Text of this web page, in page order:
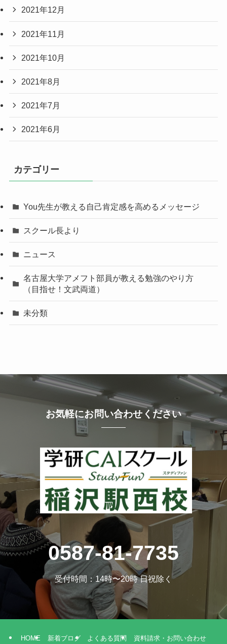
2021年12月
2021年11月
2021年10月
2021年8月
2021年7月
2021年6月
カテゴリー
You先生が教える自己肯定感を高めるメッセージ
スクール長より
ニュース
名古屋大学アメフト部員が教える勉強のやり方
（目指せ！文武両道）
未分類
お気軽にお問い合わせください
a
0587-81-7735
受付時間：14時〜20時 日祝除く
HOME 新着ブログ よくある質問 資料請求・お問い合わせ